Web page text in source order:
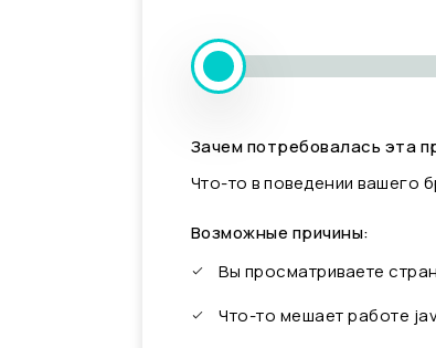
Зачем потребовалась эта
Что-то в поведении вашего
Возможные причины:
Вы просматриваете
Что-то мешает работе